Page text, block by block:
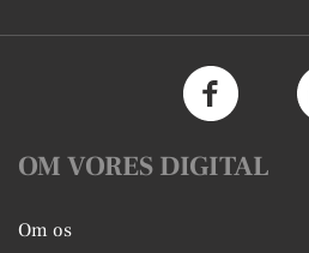
OM VORES DIGITAL
Om os